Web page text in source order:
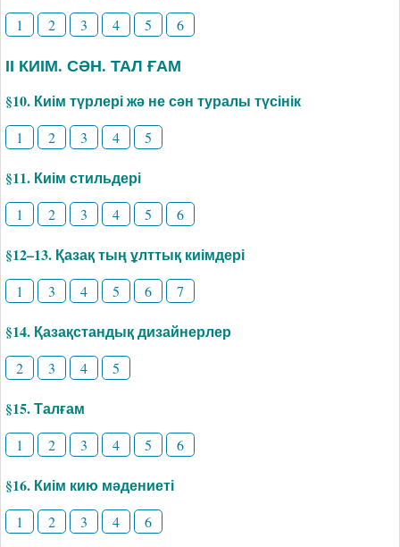
1 2 3 4 5 6
ІІ КИІМ. СӘН. ТАЛ ҒАМ
§10. Киім түрлері жә не сән туралы түсінік
1 2 3 4 5
§11. Киім стильдері
1 2 3 4 5 6
§12–13. Қазақ тың ұлттық киімдері
1 3 4 5 6 7
§14. Қазақстандық дизайнерлер
2 3 4 5
§15. Талғам
1 2 3 4 5 6
§16. Киім кию мәдениеті
1 2 3 4 6